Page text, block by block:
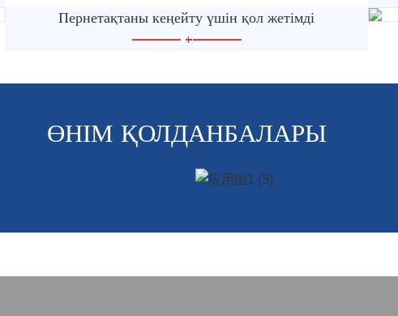
Пернетақтаны кеңейту үшін қол жетімді
—————+—————
ӨНІМ ҚОЛДАНБАЛАРЫ